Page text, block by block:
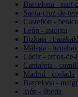
Barcelona - sant-
Santa-cruz-de-
Castellón -
León - astorga
Bizkaia -
Málaga -
Cádiz - arcos-de-
Cantabria -
Madrid - coslada
Barcelona -
Jaén - úbeda